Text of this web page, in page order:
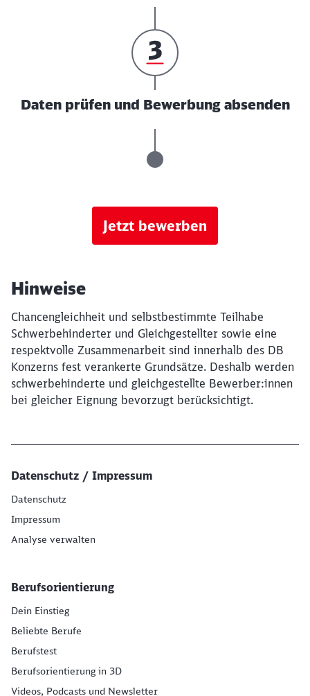
Daten prüfen und Bewerbung absenden
Jetzt bewerben
Hinweise
Chancengleichheit und selbstbestimmte Teilhabe
Schwerbehinderter und Gleichgestellter sowie eine
respektvolle Zusammenarbeit sind innerhalb des DB
Konzerns fest verankerte Grundsätze. Deshalb werden
schwerbehinderte und gleichgestellte Bewerber:innen
bei gleicher Eignung bevorzugt berücksichtigt.
Datenschutz / Impressum
Datenschutz
Impressum
Analyse verwalten
Berufsorientierung
Dein Einstieg
Beliebte Berufe
Berufstest
Berufsorientierung in 3D
Videos, Podcasts und Newsletter